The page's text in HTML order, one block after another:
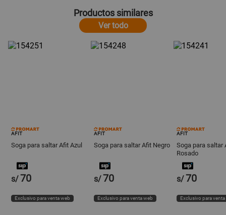
Productos similares
Ver todo
AFIT
Soga para saltar Afit Azul
s/70
Exclusivo para venta web
AFIT
Soga para saltar Afit Negro
s/70
Exclusivo para venta web
AFIT
Soga para saltar
Rosado
s/70
Exclusivo para